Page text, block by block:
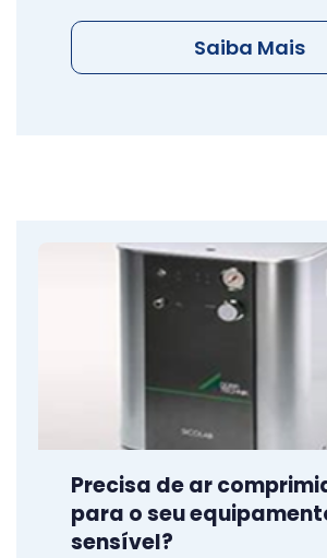
Saiba Mais
Precisa de ar
para o seu
sensível?